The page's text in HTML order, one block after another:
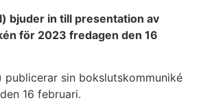
bjuder in till presentation av
för 2023 fredagen den 16
publicerar sin bokslutskommuniké
16 februari.